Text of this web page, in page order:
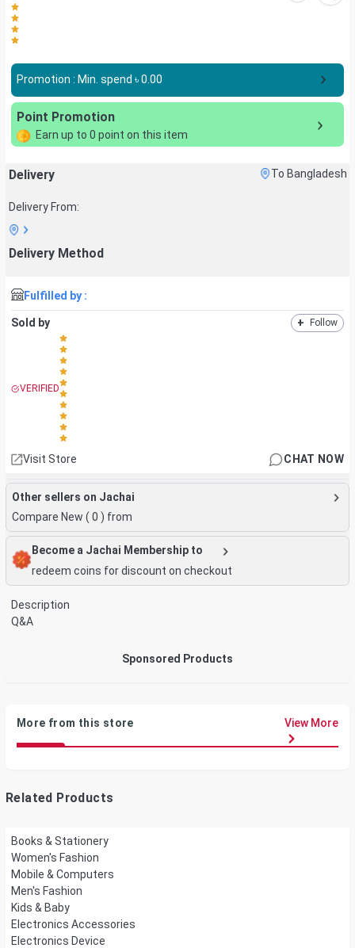
Promotion : Min. spend ৳0.00
Point Promotion
Earn up to 0 point on this item
Delivery To Bangladesh
Delivery From:
Delivery Method
Fulfilled by :
Sold by + Follow
VERIFIED
Visit Store CHAT NOW
Other sellers on Jachai
Compare New ( 0 ) from
Become a Jachai Membership to
redeem coins for discount on checkout
Description
Q&A
Sponsored Products
More from this store View More
Related Products
Books & Stationery
Women's Fashion
Mobile & Computers
Men's Fashion
Kids & Baby
Electronics Accessories
Electronics Device